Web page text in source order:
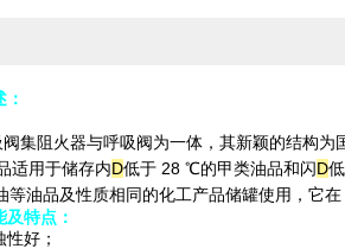
：
集阻火器与呼吸阀为一体，其新颖的结构
适用于储存内D低于 28 ℃的甲类油品和闪D
等油品及性质相同的化工产品储罐使用，它
及特点：
好；